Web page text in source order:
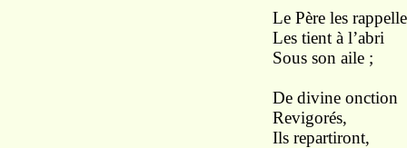
Le Père les
Les tient à l’abri
Sous son aile ;
De divine onction
Revigorés,
Ils repartiront,